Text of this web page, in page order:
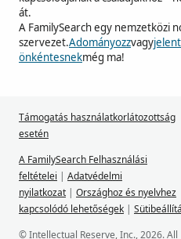
át.
A FamilySearch egy nemzetközi
szervezet.Adományozzvagy
önkéntesnekmég ma!
Támogatás használatkorlátozottság
esetén
A FamilySearch Felhasználási
feltételei | Adatvédelmi
nyilatkozat | Országhoz és nyelvhez
kapcsolódó lehetőségek |
© Intellectual Reserve, Inc., 2026. All